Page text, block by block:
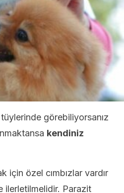
görebiliyorsanız
kendiniz
için özel cımbızlar vardır
ilerletilmelidir. Parazit